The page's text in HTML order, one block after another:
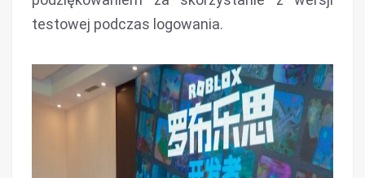
testowej podczas logowania.